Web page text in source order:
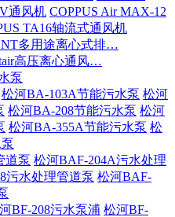
通风机 COPPUS Air MAX-12
TA16轴流式通风机
多用途离心式排…
高压离心通风…
泵
松河BA-103A节能污水泵 松河
松河BA-208节能污水泵 松河
松河BA-355A节能污水泵 松
道泵 松河BAF-204A污水处理
污水处理管道泵 松河BAF-
BF-208污水泵浦 松河BF-